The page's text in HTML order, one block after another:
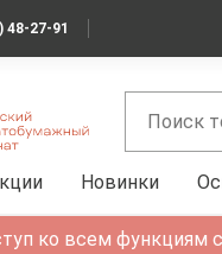
48-27-91
Новинки
ко всем функциям